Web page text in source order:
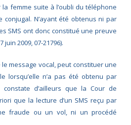
femme suite à l’oubli du téléphone
conjugal. N’ayant été obtenus ni par
SMS ont donc constitué une preuve
2009, 07-21796).
le message vocal, peut constituer une
lorsqu’elle n’a pas été obtenu par
d’ailleurs que la Cour de
que la lecture d’un SMS reçu par
fraude ou un vol, ni un procédé